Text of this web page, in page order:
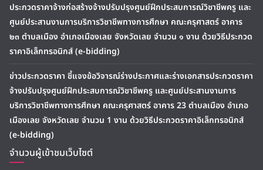
ประกวดราคาจ้างก่อสร้างจ้างปรับปรุงศูนย์ฝึกประสบการณ์วิชาชีพครู และ
ศูนย์ประสานงานการบริการวิชาชีพทางการศึกษา คณะครุศาสตร์ อาคาร
๒๓ ตำบลเมือง อำเภอเมืองเลย จังหวัดเลย จำนวน ๑ งาน ด้วยวิธีประกวด
ราคาอิเล็กทรอนิกส์ (e-bidding)
ข่าวประกวดราคา ชี้แจงข้อวิจารณ์ร่างประกาศและร่างเอกสารประกวดราคา
จ้างปรับปรุงศูนย์ฝึกประสบการณ์วิชาชีพครู และศูนย์ประสานงานการ
บริการวิชาชีพทางการศึกษา คณะครุศาสตร์ อาคาร 23 ตำบลเมือง อำเภอ
เมืองเลย จังหวัดเลย จำนวน 1 งาน ด้วยวิธีประกวดราคาอิเล็กทรอนิกส์
(e-bidding)
จำนวนผู้เข้าชมเว็บไซต์